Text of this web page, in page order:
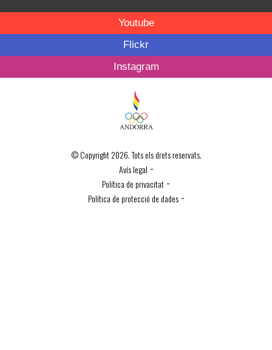
Youtube
Flickr
Instagram
© Copyright 2026. Tots els drets reservats.
Avís legal -
Política de privacitat -
Política de protecció de dades-